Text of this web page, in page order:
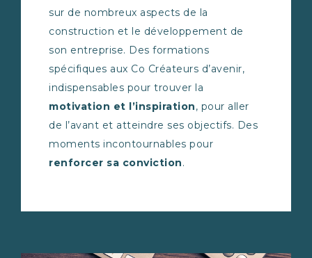
sur de nombreux aspects de la
construction et le développement de
son entreprise. Des formations
spécifiques aux Co Créateurs d’avenir,
indispensables pour trouver la
motivation et l’inspiration, pour aller
de l’avant et atteindre ses objectifs. Des
moments incontournables pour
renforcer sa conviction.